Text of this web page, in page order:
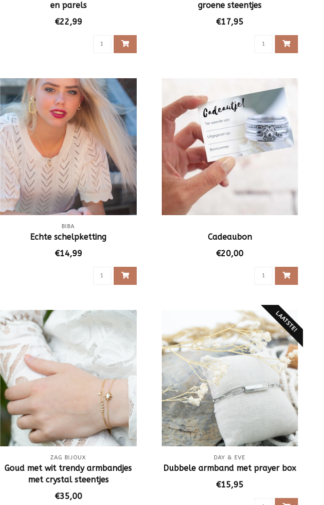
en parels
€22,99
groene steentjes
€17,95
BIBA
Echte schelpketting
€14,99
Cadeaubon
€20,00
ZAG BIJOUX
Goud met wit trendy armbandjes
met crystal steentjes
€35,00
LAATSTE!
DAY & EVE
Dubbele armband met prayer box
€15,95